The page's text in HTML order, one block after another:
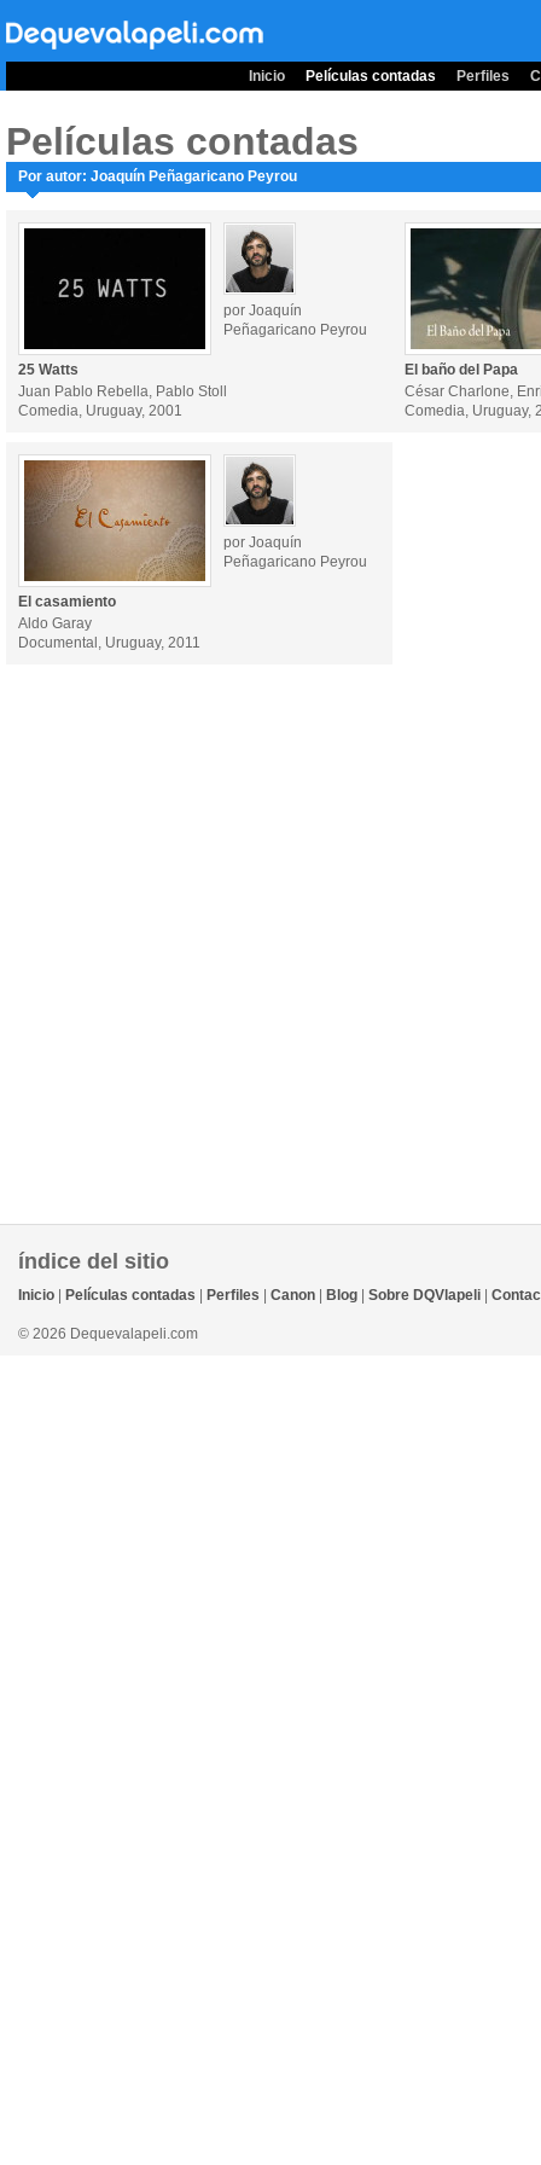
Inicio Películas contadas Perfiles
Películas contadas
Por autor: Joaquín Peñagaricano Peyrou
por Joaquín
Peñagaricano Peyrou
25 Watts
Juan Pablo Rebella, Pablo Stoll
Comedia, Uruguay, 2001
El baño del Papa
César Charlone,
Comedia, Uruguay,
por Joaquín
Peñagaricano Peyrou
El casamiento
Aldo Garay
Documental, Uruguay, 2011
índice del sitio
Inicio Películas contadas Perfiles Canon Blog Sobre DQVlapeli
© 2026 Dequevalapeli.com